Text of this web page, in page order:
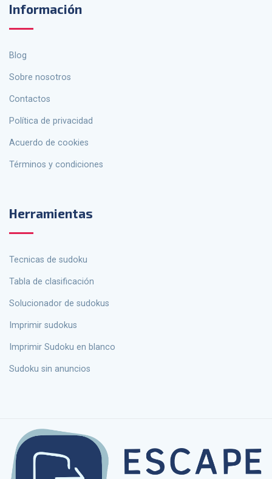
Información
Blog
Sobre nosotros
Contactos
política de privacidad
Acuerdo de cookies
Términos y condiciones
Herramientas
tecnicas de sudoku
Tabla de clasificación
solucionador de sudokus
Imprimir sudokus
Imprimir Sudoku en blanco
Sudoku sin anuncios